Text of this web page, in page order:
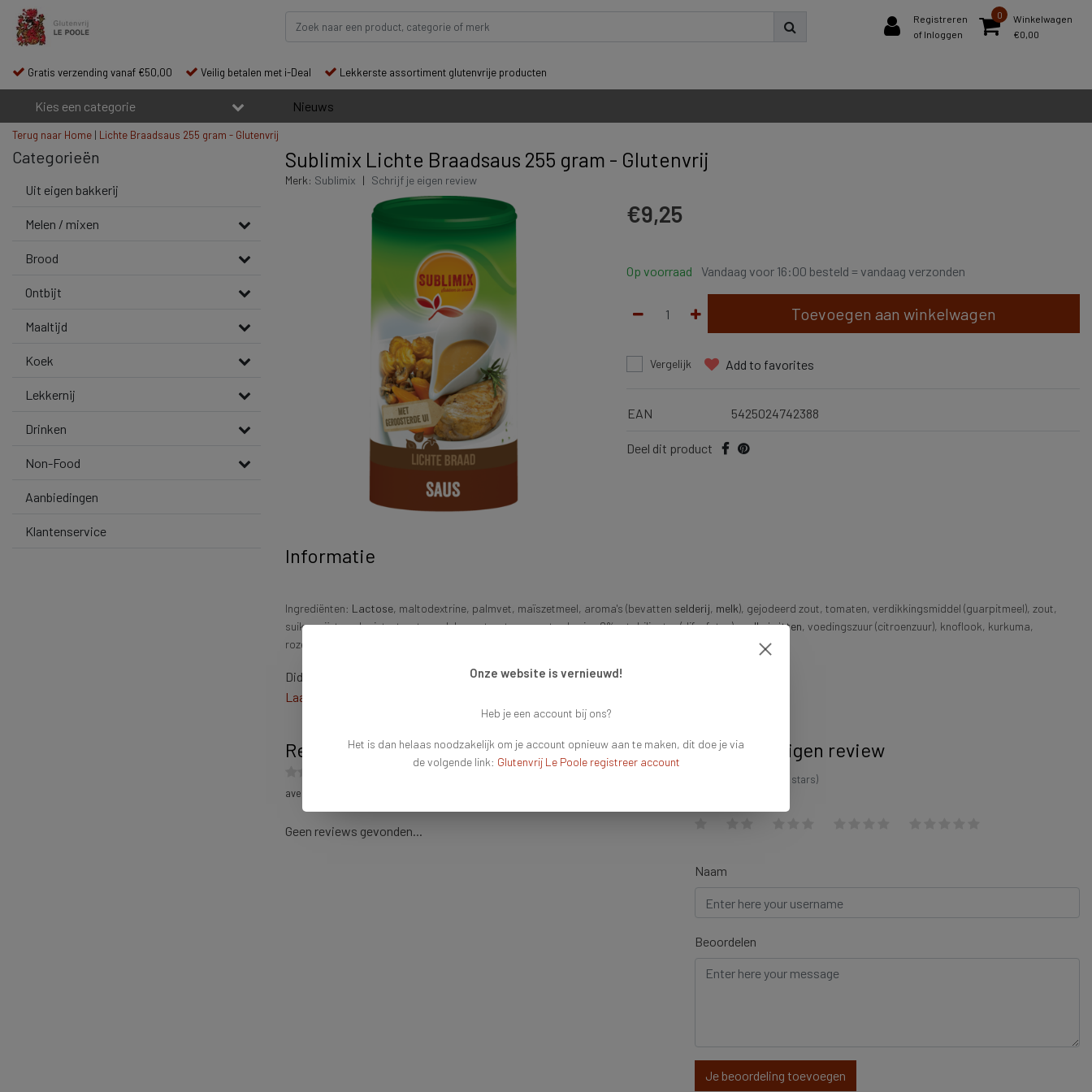
Registreren
of Inloggen
0
Winkelwagen
€0,00
Gratis verzending vanaf €50,00 Veilig betalen met i-Deal Lekkerste assortiment glutenvrije producten
Kies een categorie Nieuws
Terug naar Home | Lichte Braadsaus 255 gram - Glutenvrij
Categorieën
Uit eigen bakkerij
Melen / mixen
Brood
Ontbijt
Maaltijd
Koek
Lekkernij
Drinken
Non-Food
Aanbiedingen
Klantenservice
Sublimix Lichte Braadsaus 255 gram - Glutenvrij
Merk: Sublimix | Schrijf je eigen review
€9,25
Op voorraad Vandaag voor 16:00 besteld = vandaag verzonden
Toevoegen aan winkelwagen
Vergelijk Add to favorites
EAN 5425024742388
Deel dit product
Informatie
Ingrediënten: Lactose, maltodextrine, palmvet, maïszetmeel, aroma's (bevatten selderij, melk), gejodeerd zout, tomaten, verdikkingsmiddel (guarpitmeel), zout,
suiker, rijstmeel, gistextract, rundvleesextract, geroosterde uien 2%, stabilisator (difosfaten),melkeiwitten, voedingszuur (citroenzuur), knoflook, kurkuma,
rozemarijn.
Didn't find what you're looking for?
Laat ons helpen!
Reviews
average of 0 review(s)
Geen reviews gevonden...
Schrijf je eigen review
(Select an amount of stars)
Naam
Beoordelen
Je beoordeling toevoegen
Onze website is vernieuwd!
Heb je een account bij ons?
Het is dan helaas noodzakelijk om je account opnieuw aan te maken, dit doe je via
de volgende link: Glutenvrij Le Poole registreer account